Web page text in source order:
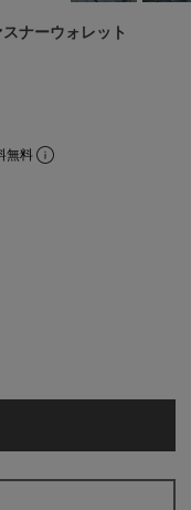
ナーウォレット
無料